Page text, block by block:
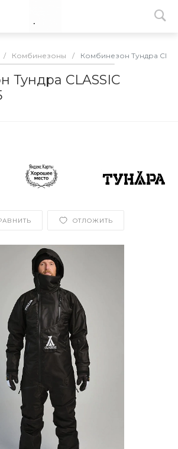
/ Комбинезоны / Комбинезон Тундра
Тундра CLASSIC
ОТЛОЖИТЬ